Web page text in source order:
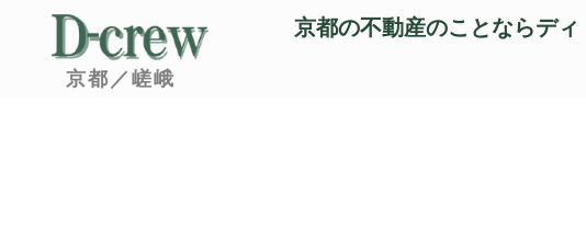
京都の不動産のことならデ
京都／嵯峨